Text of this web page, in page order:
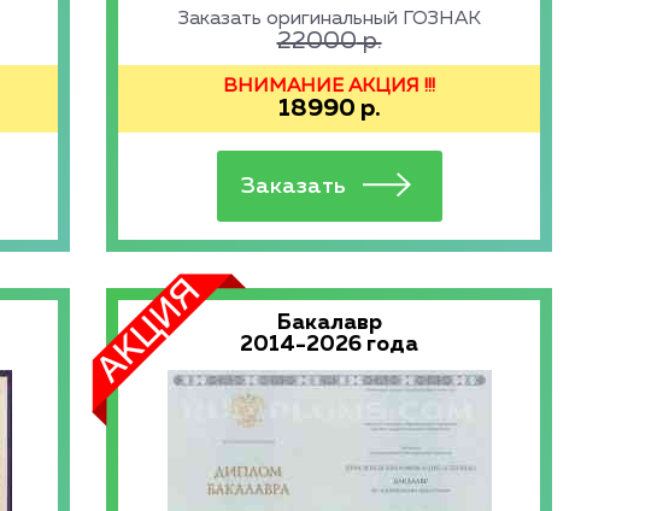
Заказать оригинальный ГОЗНАК
22000р.
ВНИМАНИЕ АКЦИЯ !!!
18990 р.
Бакалавр
2014-2026 года